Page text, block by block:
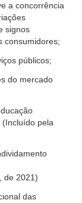
a concorrência
signos
consumidores;
públicos;
do mercado
pela
2021)
das